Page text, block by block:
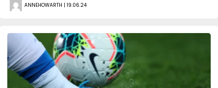
ANNEHOWARTH | 19.06.24